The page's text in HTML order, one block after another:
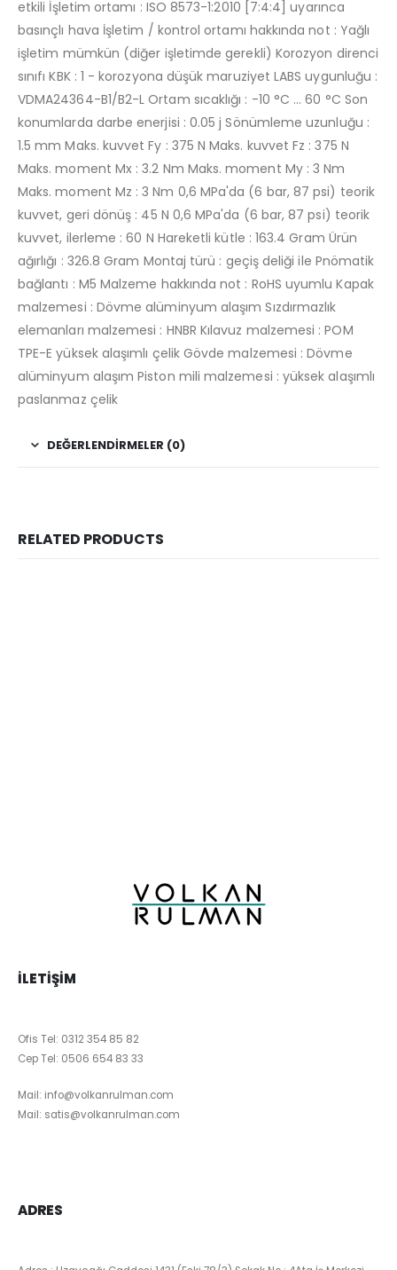
etkili İşletim ortamı : ISO 8573-1:2010 [7:4:4] uyarınca
basınçlı hava İşletim / kontrol ortamı hakkında not : Yağlı
işletim mümkün (diğer işletimde gerekli) Korozyon direnci
sınıfı KBK : 1 - korozyona düşük maruziyet LABS uygunluğu :
VDMA24364-B1/B2-L Ortam sıcaklığı : -10 °C ... 60 °C Son
konumlarda darbe enerjisi : 0.05 j Sönümleme uzunluğu :
1.5 mm Maks. kuvvet Fy : 375 N Maks. kuvvet Fz : 375 N
Maks. moment Mx : 3.2 Nm Maks. moment My : 3 Nm
Maks. moment Mz : 3 Nm 0,6 MPa'da (6 bar, 87 psi) teorik
kuvvet, geri dönüş : 45 N 0,6 MPa'da (6 bar, 87 psi) teorik
kuvvet, ilerleme : 60 N Hareketli kütle : 163.4 Gram Ürün
ağırlığı : 326.8 Gram Montaj türü : geçiş deliği ile Pnömatik
bağlantı : M5 Malzeme hakkında not : RoHS uyumlu Kapak
malzemesi : Dövme alüminyum alaşım Sızdırmazlık
elemanları malzemesi : HNBR Kılavuz malzemesi : POM
TPE-E yüksek alaşımlı çelik Gövde malzemesi : Dövme
alüminyum alaşım Piston mili malzemesi : yüksek alaşımlı
paslanmaz çelik
DEĞERLENDIRMELER (0)
RELATED PRODUCTS
İLETIŞIM
Ofis Tel: 0312 354 85 82
Cep Tel: 0506 654 83 33
Mail: info@volkanrulman.com
Mail: satis@volkanrulman.com
ADRES